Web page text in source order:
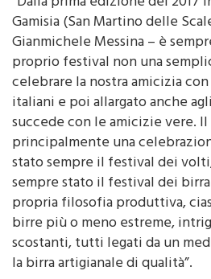
Gamisia (San Martino delle
Gianmichele Messina – è
proprio festival non una
celebrare la nostra amicizia
italiani e poi allargato anche
succede con le amicizie vere. Il
principalmente una
stato sempre il festival dei
sempre stato il festival dei
propria filosofia produttiva,
birre più o meno estreme,
scostanti, tutti legati da un
la birra artigianale di qualità”.